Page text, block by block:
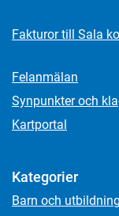
Fakturor till Sala
Felanmälan
Synpunkter och
Kartportal
Kategorier
Barn och utbildning